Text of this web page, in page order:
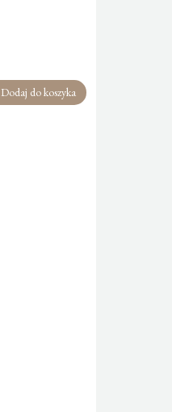
Dodaj do koszyka